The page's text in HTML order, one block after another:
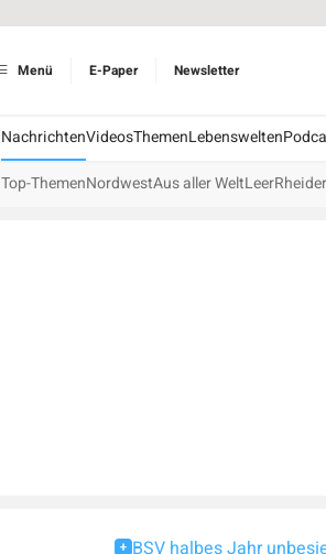
Menü E-Paper Newsletter
NachrichtenVideosThemenLebenswelten
Top-ThemenNordwestAus aller WeltLeer
BSV halbes Jahr